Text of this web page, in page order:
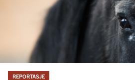
REPORTASJE